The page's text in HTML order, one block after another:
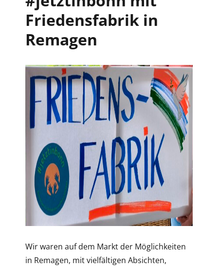
Friedensfabrik in
Remagen
Wir waren auf dem Markt der Möglichkeiten
in Remagen, mit vielfältigen Absichten,